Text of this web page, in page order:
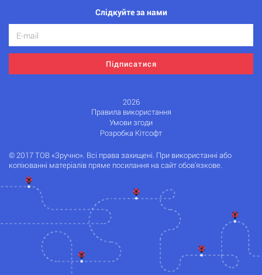
Слідкуйте за нами
Підписатися
2026
Правила використання
Умови згоди
Розробка Кітсофт
© 2017 ТОВ «Зручно». Всі права захищені. При використанні або
копіюванні матеріалів пряме посилання на сайт обов'язкове.